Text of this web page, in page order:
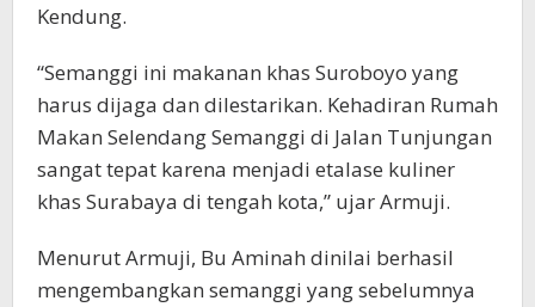
Kendung.
“Semanggi ini makanan khas Suroboyo yang
harus dijaga dan dilestarikan. Kehadiran Rumah
Makan Selendang Semanggi di Jalan Tunjungan
sangat tepat karena menjadi etalase kuliner
khas Surabaya di tengah kota,” ujar Armuji.
Menurut Armuji, Bu Aminah dinilai berhasil
mengembangkan semanggi yang sebelumnya